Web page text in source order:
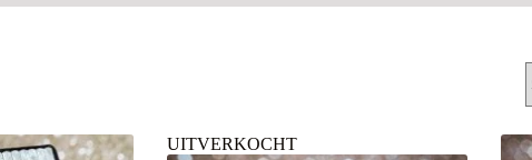
UITVERKOCHT